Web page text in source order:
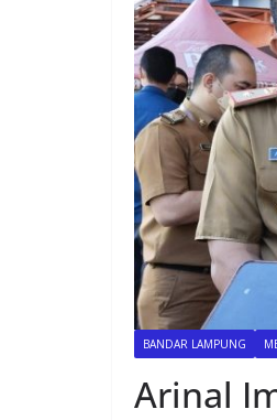
BANDAR LAMPUNG
Arinal